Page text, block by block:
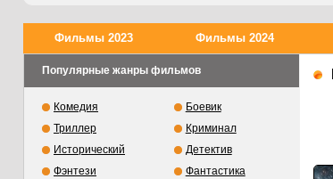
Фильмы 2023 Фильмы 2024
Популярные жанры фильмов
Комедия
Боевик
Триллер
Криминал
Исторический
Детектив
Фэнтези
Фантастика